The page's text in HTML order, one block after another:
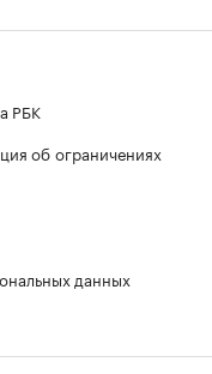
РБК
об ограничениях
данных